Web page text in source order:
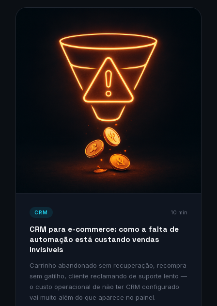
CRM 10 min
CRM para e-commerce: como a falta de
automação está custando vendas
invisíveis
Carrinho abandonado sem recuperação, recompra
sem gatilho, cliente reclamando de suporte lento —
o custo operacional de não ter CRM configurado
vai muito além do que aparece no painel.